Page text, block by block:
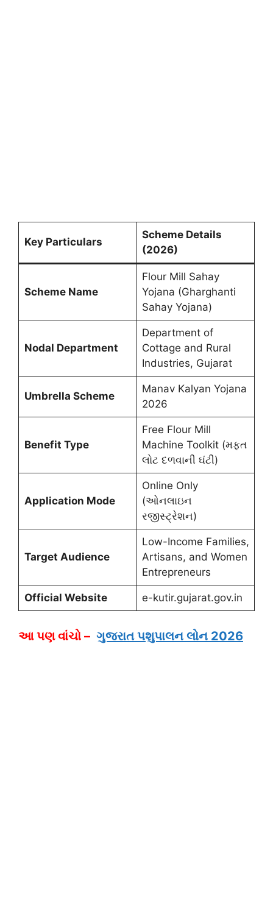
Key Particulars
Scheme Details
(2026)
Scheme Name
Flour Mill Sahay
Yojana (Gharghanti
Sahay Yojana)
Nodal Department
Department of
Cottage and Rural
Industries, Gujarat
Umbrella Scheme
Manav Kalyan Yojana
2026
Benefit Type
Free Flour Mill
Machine Toolkit (મફત
લોટ દળવાની ઘંટી)
Application Mode
Online Only
(ઓનલાઇન
રજીસ્ટ્રેશન)
Target Audience
Low-Income Families,
Artisans, and Women
Entrepreneurs
Official Website e-kutir.gujarat.gov.in
આ પણ વાંચો – ગુજરાત પશુપાલન લોન 2026